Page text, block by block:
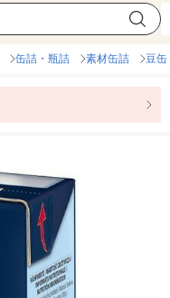
缶詰・瓶詰 素材缶詰 豆缶